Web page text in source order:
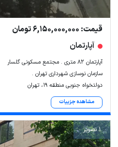
قیمت: 6,150,000,000 تومان
آپارتمان
آپارتمان ۸۲ متری . مجتمع مسکونی گلسار ‌
سازمان نوسازی شهرداری تهران .
دولتخواه جنوبی منطقه 19، تهران
مشاهده جزییات
1 تصویر